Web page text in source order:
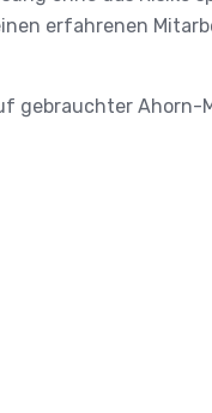
erfahrenen
Ahorn-